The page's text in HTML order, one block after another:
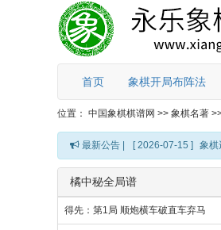
首页 象棋开局布阵法
位置： 中国象棋棋谱网 >> 象棋名著
最新公告 | [ 2026-07-15 ] 象棋
橘中秘全局谱
得先：第1局 顺炮横车破直车弃马